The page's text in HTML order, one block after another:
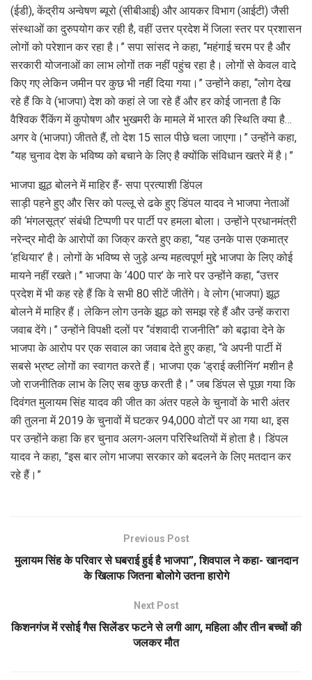
(ईडी), केंद्रीय अन्वेषण ब्यूरो (सीबीआई) और आयकर विभाग (आईटी) जैसी
संस्थाओं का दुरुपयोग कर रही है, वहीं उत्तर प्रदेश में जिला स्तर पर प्रशासन
लोगों को परेशान कर रहा है।” सपा सांसद ने कहा, “महंगाई चरम पर है और
सरकारी योजनाओं का लाभ लोगों तक नहीं पहुंच रहा है। लोगों से केवल वादे
किए गए लेकिन जमीन पर कुछ भी नहीं दिया गया।” उन्होंने कहा, “लोग देख
रहे हैं कि वे (भाजपा) देश को कहां ले जा रहे हैं और हर कोई जानता है कि
वैश्विक रैंकिंग में कुपोषण और भुखमरी के मामले में भारत की स्थिति क्या है…
अगर वे (भाजपा) जीतते हैं, तो देश 15 साल पीछे चला जाएगा।” उन्होंने कहा,
”यह चुनाव देश के भविष्य को बचाने के लिए है क्योंकि संविधान खतरे में है।”
भाजपा झूठ बोलने में माहिर हैं- सपा प्रत्याशी डिंपल
साड़ी पहने हुए और सिर को पल्लू से ढके हुए डिंपल यादव ने भाजपा नेताओं
की ‘मंगलसूत्र’ संबंधी टिप्पणी पर पार्टी पर हमला बोला। उन्होंने प्रधानमंत्री
नरेन्द्र मोदी के आरोपों का जिक्र करते हुए कहा, “यह उनके पास एकमात्र
‘हथियार’ है। लोगों के भविष्य से जुड़े अन्य महत्वपूर्ण मुद्दे भाजपा के लिए कोई
मायने नहीं रखते।” भाजपा के ‘400 पार’ के नारे पर उन्होंने कहा, “उत्तर
प्रदेश में भी कह रहे हैं कि वे सभी 80 सीटें जीतेंगे। वे लोग (भाजपा) झूठ
बोलने में माहिर हैं। लेकिन लोग उनके झूठ को समझ रहे हैं और उन्हें करारा
जवाब देंगे।” उन्होंने विपक्षी दलों पर “वंशवादी राजनीति” को बढ़ावा देने के
भाजपा के आरोप पर एक सवाल का जवाब देते हुए कहा, “वे अपनी पार्टी में
सबसे भ्रष्ट लोगों का स्वागत करते हैं। भाजपा एक ‘ड्राई क्लीनिंग’ मशीन है
जो राजनीतिक लाभ के लिए सब कुछ करती है।” जब डिंपल से पूछा गया कि
दिवंगत मुलायम सिंह यादव की जीत का अंतर पहले के चुनावों के भारी अंतर
की तुलना में 2019 के चुनावों में घटकर 94,000 वोटों पर आ गया था, इस
पर उन्होंने कहा कि हर चुनाव अलग-अलग परिस्थितियों में होता है। डिंपल
यादव ने कहा, ”इस बार लोग भाजपा सरकार को बदलने के लिए मतदान कर
रहे हैं।”
Previous Post
मुलायम सिंह के परिवार से घबराई हुई है भाजपा”, शिवपाल ने कहा- खानदान
के खिलाफ जितना बोलोगे उतना हारोगे
Next Post
किशनगंज में रसोई गैस सिलेंडर फटने से लगी आग, महिला और तीन बच्चों की
जलकर मौत